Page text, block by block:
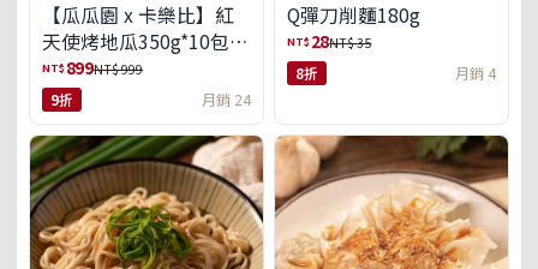
【瓜瓜園 x 卡樂比】紅
天使烤地瓜350g*10包
(免運組)
NT$ 899NT$ 999
9折 月銷 24
Q彈刀削麵180g
NT$ 28NT$ 35
8折 月銷 4